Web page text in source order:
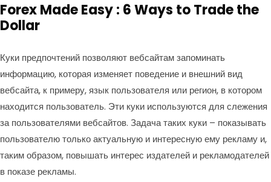
Forex Made Easy : 6 Ways to Trade the
Dollar
Куки предпочтений позволяют вебсайтам запоминать
информацию, которая изменяет поведение и внешний вид
вебсайта, к примеру, язык пользователя или регион, в котором
находится пользователь. Эти куки используются для слежения
за пользователями вебсайтов. Задача таких куки – показывать
пользователю только актуальную и интересную ему рекламу и,
таким образом, повышать интерес издателей и рекламодателей
в показе рекламы.